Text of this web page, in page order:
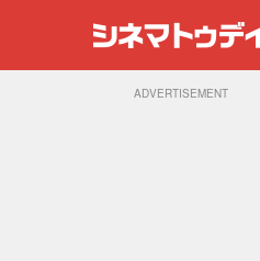
ADVERTISEMENT